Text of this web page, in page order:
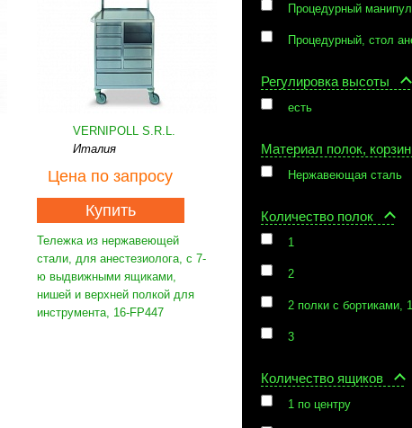
VERNIPOLL S.R.L.
Италия
Цена по запросу
Купить
Тележка из нержавеющей
стали, для анестезиолога, с 7-
ю выдвижными ящиками,
нишей и верхней полкой для
инструмента, 16-FP447
Регулировка высоты
есть
Материал полок, корзин
Нержавеющая сталь
Количество полок
1
2
3
Количество ящиков
1 по центру